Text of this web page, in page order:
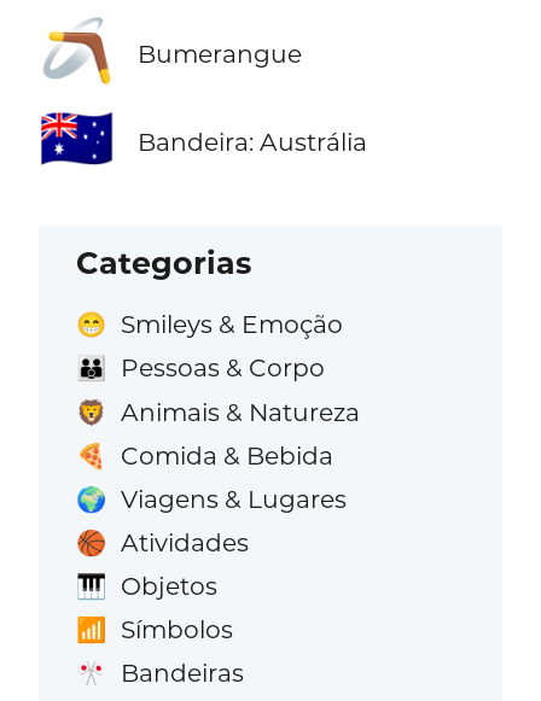
🪃 Bumerangue
🇦🇺 Bandeira: Austrália
Categorias
😁 Smileys & Emoção
👪 Pessoas & Corpo
🦁 Animais & Natureza
🍕 Comida & Bebida
🌍 Viagens & Lugares
🏀 Atividades
🎹 Objetos
📶 Símbolos
🎌 Bandeiras